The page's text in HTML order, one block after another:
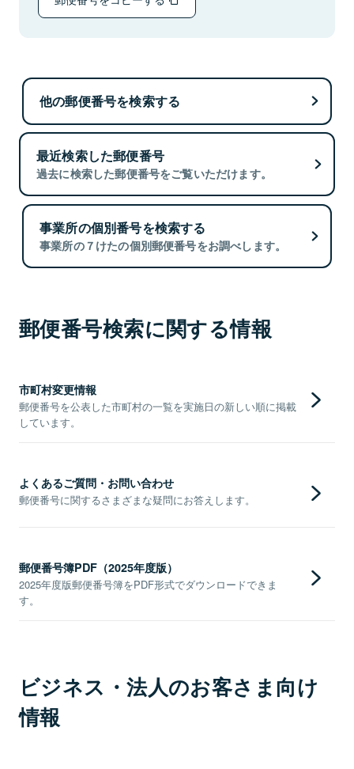
他の郵便番号を検索する
最近検索した郵便番号
過去に検索した郵便番号をご覧いただけます。
事業所の個別番号を検索する
事業所の７けたの個別郵便番号をお調べします。
郵便番号検索に関する情報
市町村変更情報
郵便番号を公表した市町村の一覧を実施日の新しい順に掲載
しています。
よくあるご質問・お問い合わせ
郵便番号に関するさまざまな疑問にお答えします。
郵便番号簿PDF（2025年度版）
2025年度版郵便番号簿をPDF形式でダウンロードできま
す。
ビジネス・法人のお客さま向け
情報